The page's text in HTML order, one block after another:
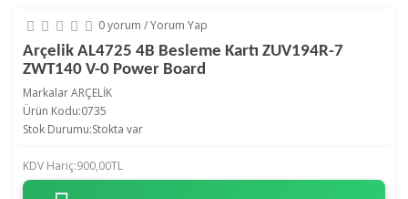
0 yorum /Yorum Yap
Arçelik AL4725 4B Besleme Kartı ZUV194R-7
ZWT140 V-0 Power Board
MarkalarARÇELİK
Ürün Kodu:0735
Stok Durumu:Stokta var
KDV Hariç:900,00TL